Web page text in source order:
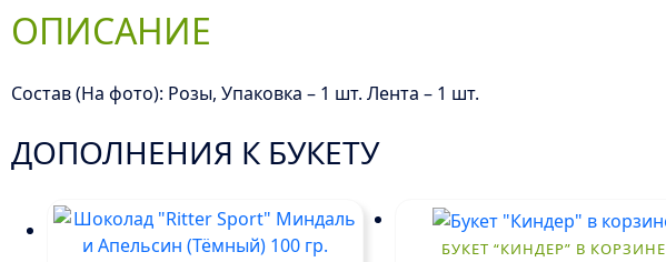
ОПИСАНИЕ
Состав (На фото): Розы, Упаковка – 1 шт. Лента – 1 шт.
ДОПОЛНЕНИЯ К БУКЕТУ
БУКЕТ “КИНДЕР” В КОРЗИНЕ